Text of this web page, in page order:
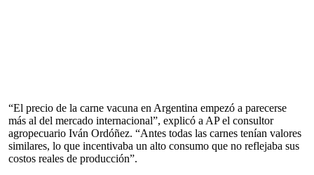
“El precio de la carne vacuna en Argentina empezó a parecerse
más al del mercado internacional”, explicó a AP el consultor
agropecuario Iván Ordóñez. “Antes todas las carnes tenían valores
similares, lo que incentivaba un alto consumo que no reflejaba sus
costos reales de producción”.